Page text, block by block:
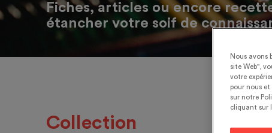
Fiches, articles ou encore
étancher votre soif de
Collection
Nous avons
site Web",
votre
pour nous et
sur notre
cliquant sur